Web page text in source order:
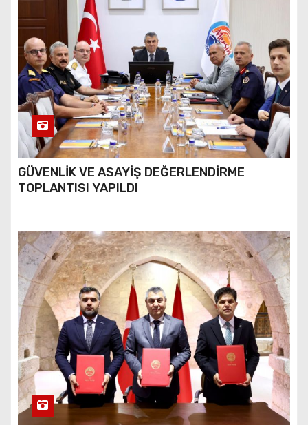
GÜVENLİK VE ASAYİŞ DEĞERLENDİRME
TOPLANTISI YAPILDI